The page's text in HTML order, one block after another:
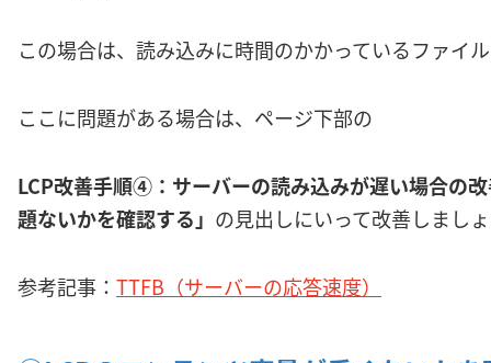
この場合は、読み込みに時間のかかっているファイ
ここに問題がある場合は、ページ下部の
LCP改善手順④：サーバーの読み込みが遅い場合の
題ないかを確認する」 の見出しにいって改善しまし
参考記事： TTFB（サーバーの応答速度）